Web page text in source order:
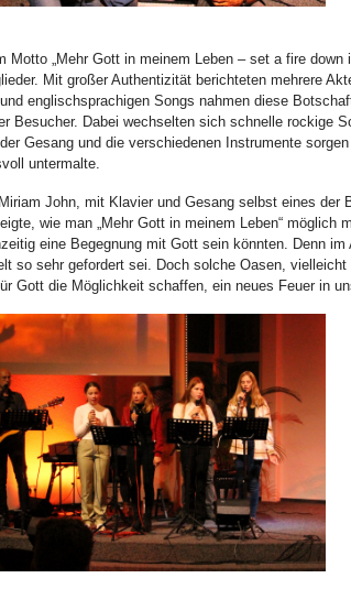
Motto „Mehr Gott in meinem Leben – set a fire
Mit großer Authentizität berichteten mehrere
englischsprachigen Songs nahmen diese
Besucher. Dabei wechselten sich schnelle rockige
Gesang und die verschiedenen Instrumente
untermalte.
John, mit Klavier und Gesang selbst eines der
wie man „Mehr Gott in meinem Leben“
eine Begegnung mit Gott sein könnten. Denn
so sehr gefordert sei. Doch solche Oasen,
Gott die Möglichkeit schaffen, ein neues Feuer in